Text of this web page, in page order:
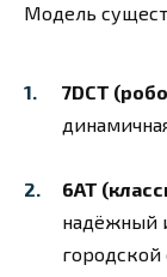
Модель
7DCT
6AT
надёжный
городской